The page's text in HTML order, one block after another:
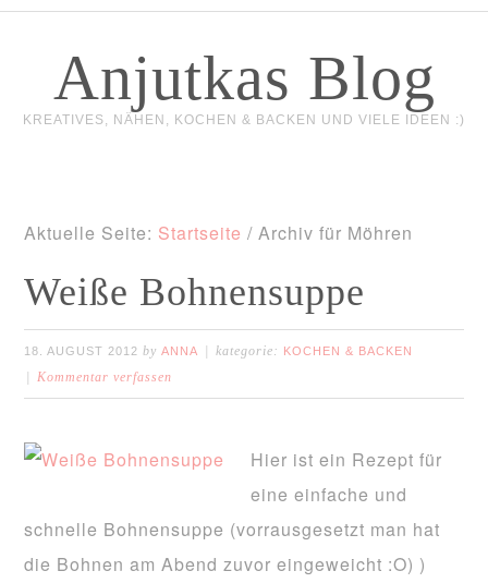
Anjutkas Blog
KREATIVES, NÄHEN, KOCHEN & BACKEN UND VIELE IDEEN :)
Aktuelle Seite: Startseite / Archiv für Möhren
Weiße Bohnensuppe
18. AUGUST 2012 byANNA kategorie: KOCHEN & BACKEN
Kommentar verfassen
Hier ist ein Rezept für
eine einfache und
schnelle Bohnensuppe (vorrausgesetzt man hat
die Bohnen am Abend zuvor eingeweicht :O) )